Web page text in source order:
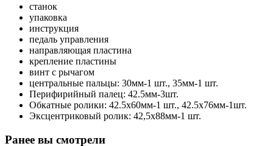
станок
упаковка
инструкция
педаль управления
направляющая пластина
крепление пластины
винт с рычагом
центральные пальцы: 30мм-1 шт., 35мм-1 шт.
Перифирийный палец: 42.5мм-3шт.
Обкатные ролики: 42.5х60мм-1 шт., 42.5х76мм-1шт.
Эксцентриковый ролик: 42,5х88мм-1 шт.
Ранее вы смотрели